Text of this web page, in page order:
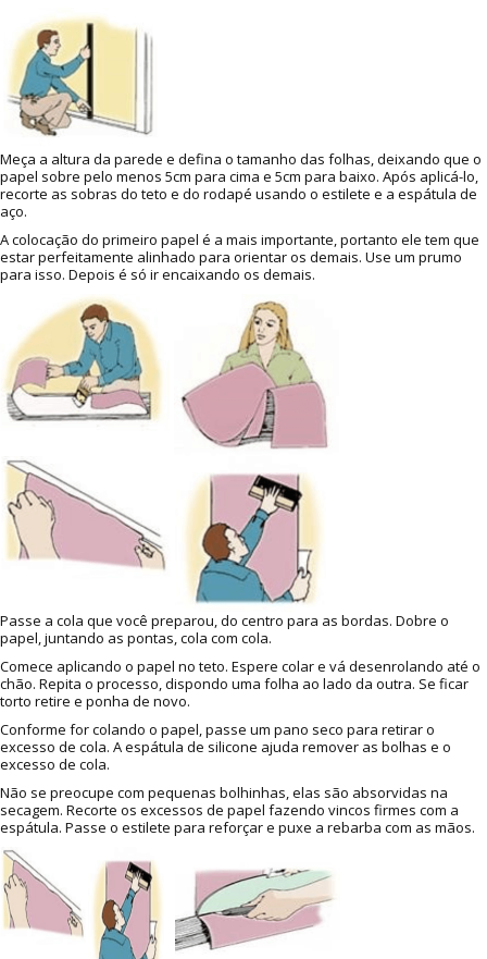
Meça a altura da parede e defina o tamanho das folhas, deixando que o
papel sobre pelo menos 5cm para cima e 5cm para baixo. Após aplicá-lo,
recorte as sobras do teto e do rodapé usando o estilete e a espátula de
aço.
A colocação do primeiro papel é a mais importante, portanto ele tem que
estar perfeitamente alinhado para orientar os demais. Use um prumo
para isso. Depois é só ir encaixando os demais.
Passe a cola que você preparou, do centro para as bordas. Dobre o
papel, juntando as pontas, cola com cola.
Comece aplicando o papel no teto. Espere colar e vá desenrolando até o
chão. Repita o processo, dispondo uma folha ao lado da outra. Se ficar
torto retire e ponha de novo.
Conforme for colando o papel, passe um pano seco para retirar o
excesso de cola. A espátula de silicone ajuda remover as bolhas e o
excesso de cola.
Não se preocupe com pequenas bolhinhas, elas são absorvidas na
secagem. Recorte os excessos de papel fazendo vincos firmes com a
espátula. Passe o estilete para reforçar e puxe a rebarba com as mãos.